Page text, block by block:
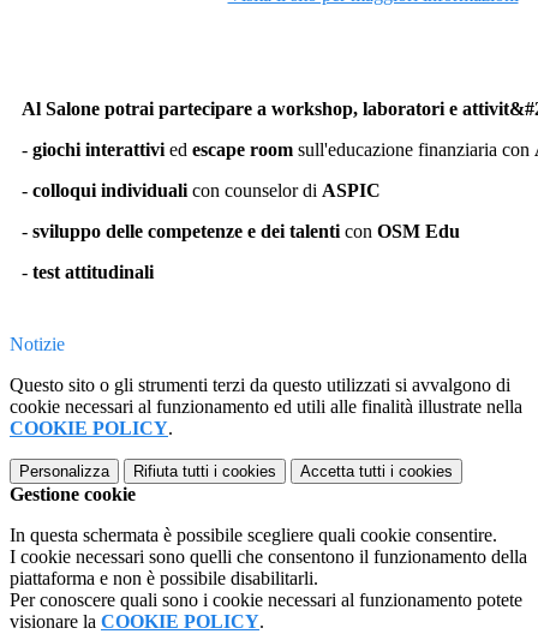
Al Salone potrai partecipare a workshop, laboratori e
- giochi interattivi ed escape room sull'educazione finanziaria con
- colloqui individuali con counselor di ASPIC
- sviluppo delle competenze e dei talenti con OSM Edu
- test attitudinali
Notizie
Questo sito o gli strumenti terzi da questo utilizzati si avvalgono di
cookie necessari al funzionamento ed utili alle finalità illustrate nella
COOKIE POLICY.
Personalizza Rifiuta tutti i cookies Accetta tutti i cookies
Gestione cookie
In questa schermata è possibile scegliere quali cookie consentire.
I cookie necessari sono quelli che consentono il funzionamento della
piattaforma e non è possibile disabilitarli.
Per conoscere quali sono i cookie necessari al funzionamento potete
visionare la COOKIE POLICY.